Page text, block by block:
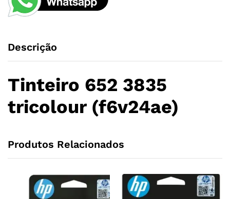
Descrição
Tinteiro 652 3835
tricolour (f6v24ae)
Produtos Relacionados